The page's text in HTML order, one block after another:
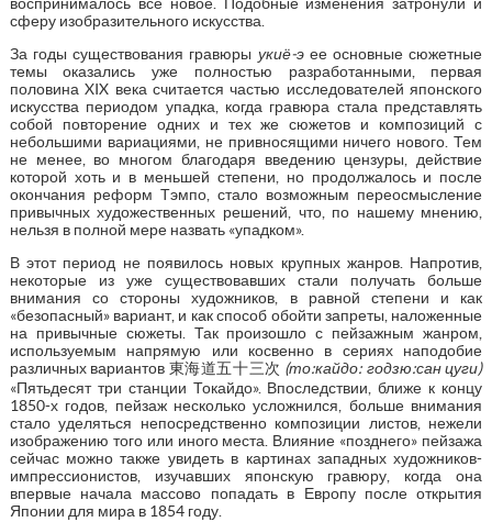
воспринималось все новое. Подобные изменения затронули и
сферу изобразительного искусства.
За годы существования гравюры укиё-эее основные сюжетные
темы оказались уже полностью разработанными, первая
половина XIX века считается частью исследователей японского
искусства периодом упадка, когда гравюра стала представлять
собой повторение одних и тех же сюжетов и композиций с
небольшими вариациями, не привносящими ничего нового. Тем
не менее, во многом благодаря введению цензуры, действие
которой хоть и в меньшей степени, но продолжалось и после
окончания реформ Тэмпо, стало возможным переосмысление
привычных художественных решений, что, по нашему мнению,
нельзя в полной мере назвать «упадком».
В этот период не появилось новых крупных жанров. Напротив,
некоторые из уже существовавших стали получать больше
внимания со стороны художников, в равной степени и как
«безопасный» вариант, и как способ обойти запреты, наложенные
на привычные сюжеты. Так произошло с пейзажным жанром,
используемым напрямую или косвенно в сериях наподобие
различных вариантов 東海道五十三次 (то:кайдо: годзю:сан цуги)
«Пятьдесят три станции Токайдо». Впоследствии, ближе к концу
1850-х годов, пейзаж несколько усложнился, больше внимания
стало уделяться непосредственно композиции листов, нежели
изображению того или иного места. Влияние «позднего» пейзажа
сейчас можно также увидеть в картинах западных художников-
импрессионистов, изучавших японскую гравюру, когда она
впервые начала массово попадать в Европу после открытия
Японии для мира в 1854 году.